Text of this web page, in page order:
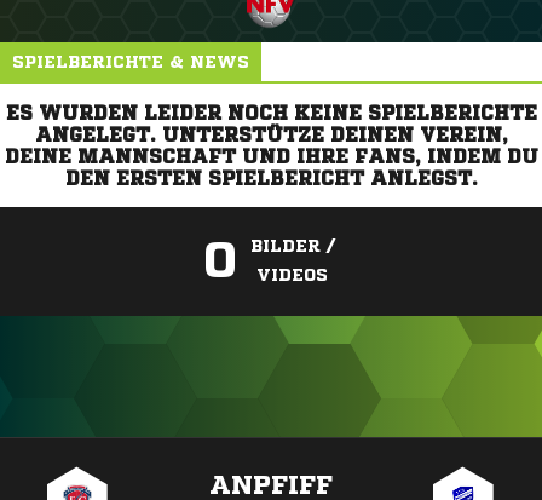
SPIELBERICHTE & NEWS
ES WURDEN LEIDER NOCH KEINE SPIELBERICHTE
ANGELEGT. UNTERSTÜTZE DEINEN VEREIN,
DEINE MANNSCHAFT UND IHRE FANS, INDEM DU
DEN ERSTEN SPIELBERICHT ANLEGST.
0
BILDER /
VIDEOS
ANPFIFF